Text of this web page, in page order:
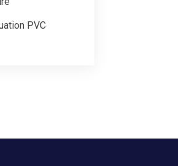
PVC